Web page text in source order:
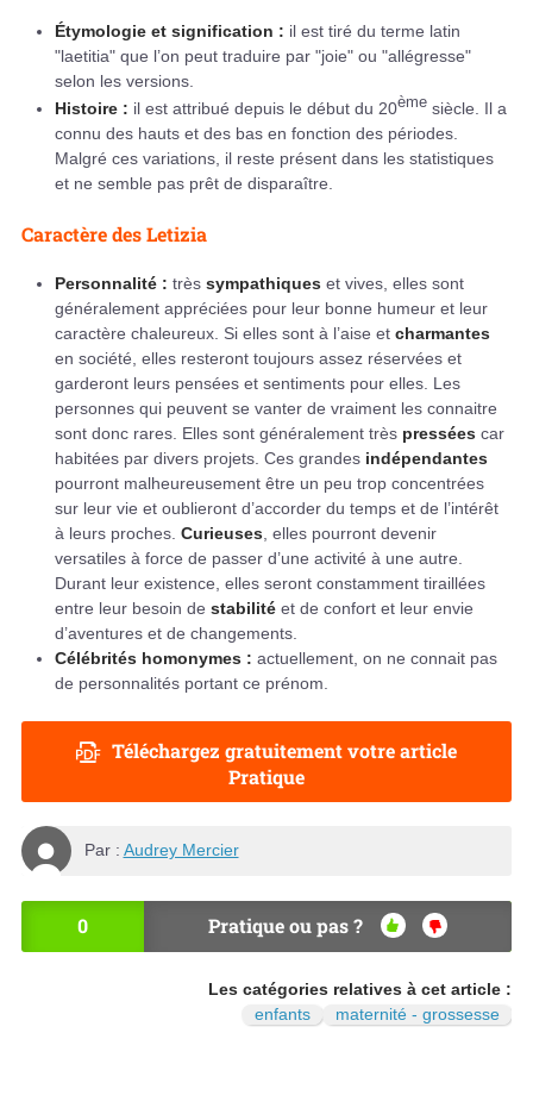
Étymologie et signification : il est tiré du terme latin
"laetitia" que l’on peut traduire par "joie" ou "allégresse"
selon les versions.
Histoire : il est attribué depuis le début du 20ème siècle. Il a
connu des hauts et des bas en fonction des périodes.
Malgré ces variations, il reste présent dans les statistiques
et ne semble pas prêt de disparaître.
Caractère des Letizia
Personnalité : très sympathiques et vives, elles sont
généralement appréciées pour leur bonne humeur et leur
caractère chaleureux. Si elles sont à l’aise et charmantes
en société, elles resteront toujours assez réservées et
garderont leurs pensées et sentiments pour elles. Les
personnes qui peuvent se vanter de vraiment les connaitre
sont donc rares. Elles sont généralement très pressées car
habitées par divers projets. Ces grandes indépendantes
pourront malheureusement être un peu trop concentrées
sur leur vie et oublieront d’accorder du temps et de l’intérêt
à leurs proches. Curieuses , elles pourront devenir
versatiles à force de passer d’une activité à une autre.
Durant leur existence, elles seront constamment tiraillées
entre leur besoin de stabilité et de confort et leur envie
d’aventures et de changements.
Célébrités homonymes : actuellement, on ne connait pas
de personnalités portant ce prénom.
Téléchargez gratuitement votre article
Pratique
Par : Audrey Mercier
0 Pratique ou pas ?
OU
NO
N
Les catégories relatives à cet article :
enfants
maternité - grossesse